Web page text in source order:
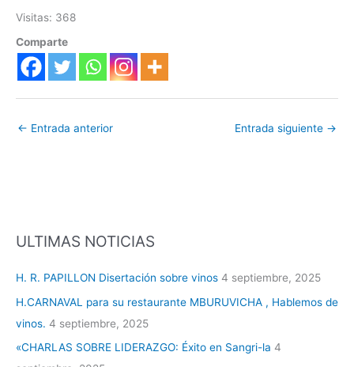
Visitas: 368
Comparte
← Entrada anterior Entrada siguiente →
ULTIMAS NOTICIAS
H. R. PAPILLON Disertación sobre vinos 4 septiembre, 2025
H.CARNAVAL para su restaurante MBURUVICHA , Hablemos de
vinos. 4 septiembre, 2025
«CHARLAS SOBRE LIDERAZGO: Éxito en Sangri-la 4